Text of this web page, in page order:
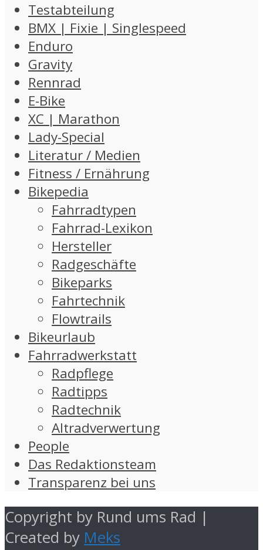
Testabteilung
BMX | Fixie | Singlespeed
Enduro
Gravity
Rennrad
E-Bike
XC | Marathon
Lady-Special
Literatur / Medien
Fitness / Ernährung
Bikepedia
Fahrradtypen
Fahrrad-Lexikon
Hersteller
Radgeschäfte
Bikeparks
Fahrtechnik
Flowtrails
Bikeurlaub
Fahrradwerkstatt
Radpflege
Radtipps
Radtechnik
Altradverwertung
People
Das Redaktionsteam
Transparenz bei uns
Copyright by Rund ums Rad |
Created by Meks